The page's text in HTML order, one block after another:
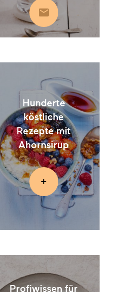
Abonnieren
Hunderte
köstliche
Rezepte mit
Ahornsirup
Profiwissen für